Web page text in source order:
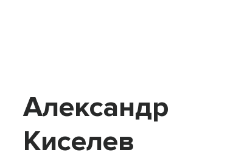
Александр
Киселев